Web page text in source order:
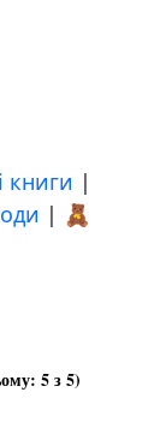
книги |
| 🧸
5з 5)